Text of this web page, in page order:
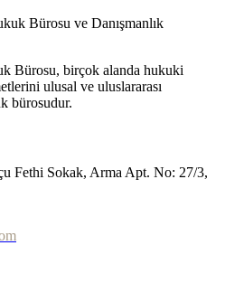
Bürosu, birçok alanda hukuki
ulusal ve uluslararası
bürosudur.
Fethi Sokak, Arma Apt. No: 27/3,